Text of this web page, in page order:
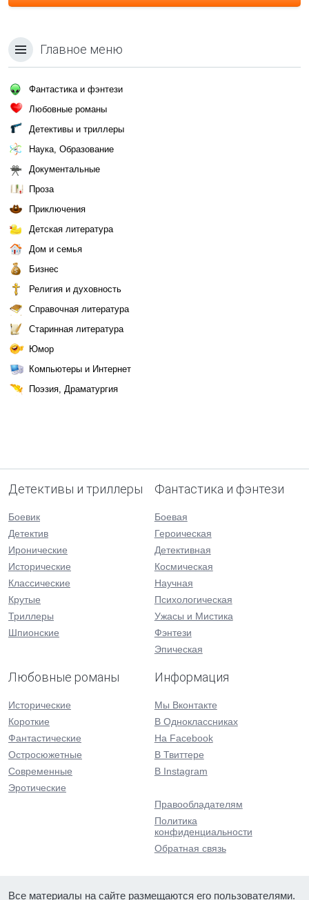
Главное меню
Фантастика и фэнтези
Любовные романы
Детективы и триллеры
Наука, Образование
Документальные
Проза
Приключения
Детская литература
Дом и семья
Бизнес
Религия и духовность
Справочная литература
Старинная литература
Юмор
Компьютеры и Интернет
Поэзия, Драматургия
Детективы и триллеры
Боевик
Детектив
Иронические
Исторические
Классические
Крутые
Триллеры
Шпионские
Фантастика и фэнтези
Боевая
Героическая
Детективная
Космическая
Научная
Психологическая
Ужасы и Мистика
Фэнтези
Эпическая
Любовные романы
Исторические
Короткие
Фантастические
Остросюжетные
Современные
Эротические
Информация
Мы Вконтакте
В Одноклассниках
На Facebook
В Твиттере
В Instagram
Правообладателям
Политика
конфиденциальности
Обратная связь
Все материалы на сайте размещаются его пользователями.